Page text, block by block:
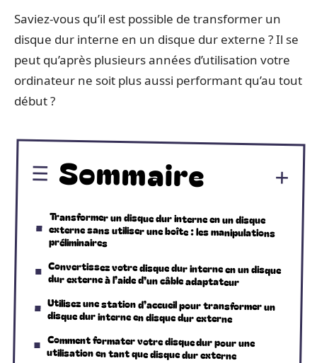
Saviez-vous qu’il est possible de transformer un
disque dur interne en un disque dur externe ? Il se
peut qu’après plusieurs années d’utilisation votre
ordinateur ne soit plus aussi performant qu’au tout
début ?
Sommaire
Transformer un disque dur interne en un disque
externe sans utiliser une boîte : les manipulations
préliminaires
Convertissez votre disque dur interne en un disque
dur externe à l’aide d’un câble adaptateur
Utilisez une station d’accueil pour transformer un
disque dur interne en disque dur externe
Comment formater votre disque dur pour une
utilisation en tant que disque dur externe